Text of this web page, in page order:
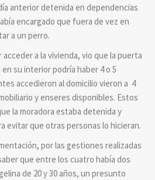
anterior detenida en dependencias
encargado que fuera de vez en
a un perro.
a la vivienda, vio que la puerta
su interior podría haber 4 o 5
accedieron al domicilio vieron a 4
y enseres disponibles. Estos
la moradora estaba detenida y
evitar que otras personas lo hicieran.
por las gestiones realizadas
que entre los cuatro había dos
de 20 y 30 años, un presunto